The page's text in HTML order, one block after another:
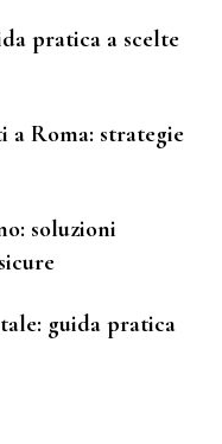
pratica a scelte
Roma: strategie
soluzioni
guida pratica